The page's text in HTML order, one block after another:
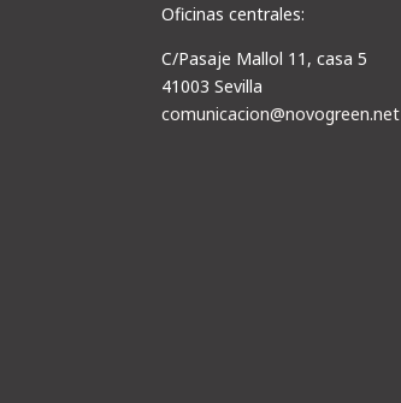
Oficinas centrales:
C/Pasaje Mallol 11, casa 5
41003 Sevilla
comunicacion@novogreen.net